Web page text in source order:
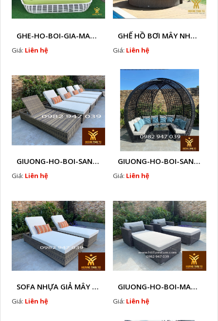
GHE-HO-BOI-GIA-MAY-HTT - B76
Giá: Liên hệ
GHẾ HỒ BƠI MÂY NHỰA HTT - B38
Giá: Liên hệ
GIUONG-HO-BOI-SAN-VUON-GIA-MAY - K3
Giá: Liên hệ
GIUONG-HO-BOI-SAN-VUON-GIA-MAY - K2
Giá: Liên hệ
SOFA NHỰA GIẢ MÂY CAO CẤP NGOÀI TRỜI NỆM MÚT NGOÀI TRỜI KÍNH 8MM CƯỜNG LỰC
Giá: Liên hệ
GIUONG-HO-BOI-MAY-NHUA - F3
Giá: Liên hệ